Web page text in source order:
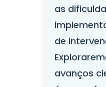
as
de
avanços